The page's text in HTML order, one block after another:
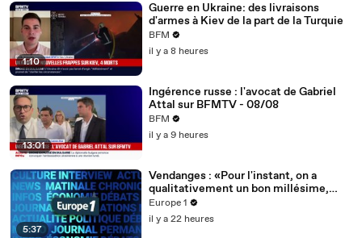
1:10
Guerre en Ukraine: des livraisons
d'armes à Kiev de la part de la Turquie
BFM
il y a 8 heures
13:01
Ingérence russe : l'avocat de Gabriel
Attal sur BFMTV - 08/08
BFM
il y a 9 heures
5:37
Vendanges : «Pour l'instant, on a
qualitativement un bon millésime,
mais peu de quantité», constate
Thiébault Huber, vigneron
Europe 1
il y a 22 heures